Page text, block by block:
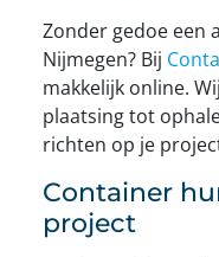
Zonder gedoe een
Nijmegen? Bij
makkelijk online.
plaatsing tot
richten op je
Container
project